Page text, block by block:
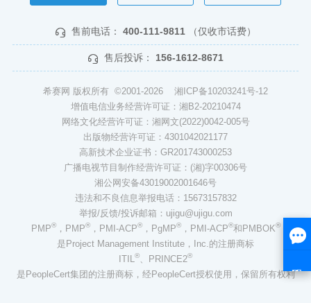
售前电话： 400-111-9811 （仅收市话费）
售后投诉： 156-1612-8671
希赛网 版权所有 ©2001-2026 湘ICP备10203241号-12
增值电信业务经营许可证：湘B2-20210474
网络文化经营许可证：湘网文(2022)0042-005号
出版物经营许可证：4301042021177
高新技术企业证书：GR201743000253
广播电视节目制作经营许可证：(湘)字00306号
湘公网安备43019002001646号
违法和不良信息举报电话：15673157832
举报/反馈/投诉邮箱：ujigu@ujigu.com
PMP®，PMP®，PMI-ACP®，PgMP®，PMI-ACP®和PMBOK®
是Project Management Institute，Inc.的注册商标
ITIL®、PRINCE2®
是PeopleCert集团的注册商标，经PeopleCert授权使用，保留所有权利